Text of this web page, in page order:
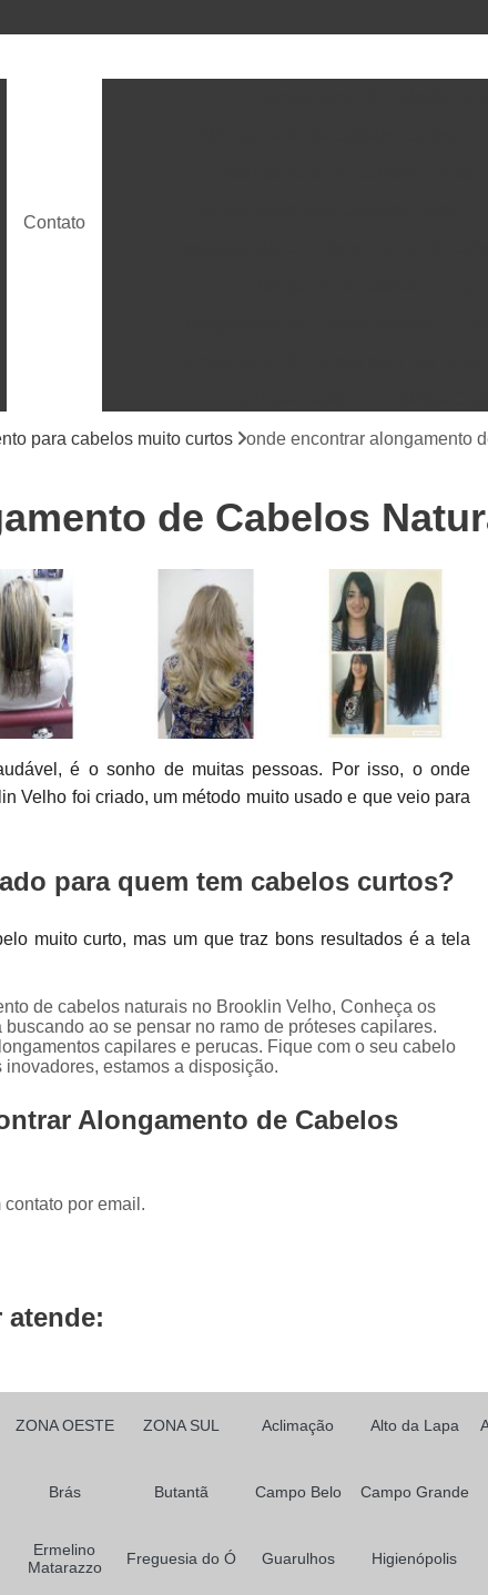
Contato
Aplique de Cabelo Humano
Aplique de
Colocação de Prótese Capilar Masculina
Manutenção de Prótese Capilar em Sp
Manutenção de Prótese de Cabelo
Manutenção em Prótese Capilar Masculina
Confecção de Perucas
Perucas Naturais Femininas
Perucas
Perucas para Alopecia
Perucas
Perucas sob
Peruca de Front Lace
Peruca Front
Peruca
Peruca
Prótese Capilar Front Lace
Peruca
Peruca Full Lace Cabelo
Peruca Full Lace e Front
Peruca Full Lace Humana Cacheada
Peruca Full
Prótese de Cabelo Masculino
Prótese para Cabelo Feminino
para cabelos muito curtos onde encontrar alongamento
de Cabelos
é o sonho de muitas pessoas. Por isso, o onde
Velho foi criado, um método muito usado e que veio para
para quem tem cabelos curtos?
muito curto, mas um que traz bons resultados é a tela
de cabelos naturais no Brooklin Velho, Conheça os
ao se pensar no ramo de próteses capilares.
capilares e perucas. Fique com o seu cabelo
estamos a disposição.
Alongamento de Cabelos
contato por email.
atende:
ZONA OESTE ZONA SUL Aclimação Alto da Lapa
Brás Butantã Campo Belo Campo Grande
Ermelino
Matarazzo
Freguesia do Ó Guarulhos Higienópolis